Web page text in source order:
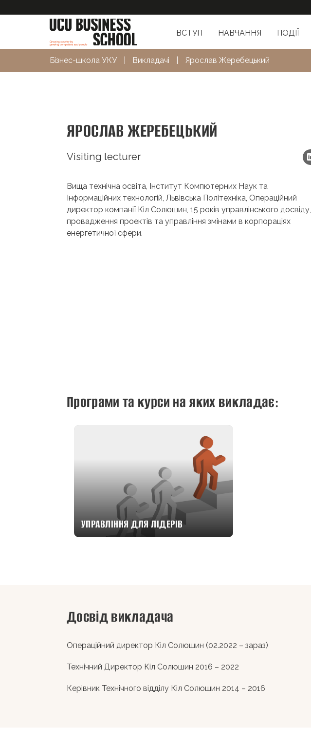
ВСТУП НАВЧАННЯ ПОДІЇ
Бізнес-школа УКУ Викладачі Ярослав Жеребецький
ЯРОСЛАВ ЖЕРЕБЕЦЬКИЙ
Visiting lecturer
Вища технічна освіта, Інститут Компютерних Наук та
Інформаційних технологій, Львівська Політехніка, Операційний
директор компанії Кіл Солюшин, 15 років управлінського досвіду,
провадження проектів та управління змінами в корпораціях
енергетичної сфери.
Програми та курси на яких викладає:
УПРАВЛІННЯ ДЛЯ ЛІДЕРІВ
Досвід викладача
Операційний директор Кіл Солюшин (02.2022 – зараз)
Технічний Директор Кіл Солюшин 2016 – 2022
Керівник Технічного відділу Кіл Солюшин 2014 – 2016